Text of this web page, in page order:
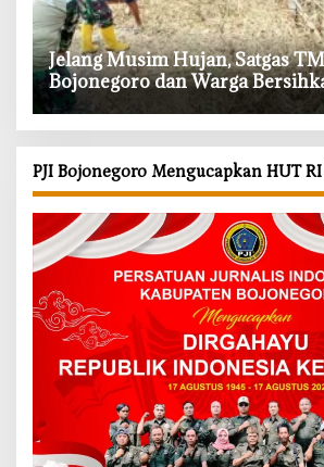
‎Jelang Musim Hujan, Satgas
Bojonegoro dan Warga
PJI Bojonegoro Mengucapkan HUT